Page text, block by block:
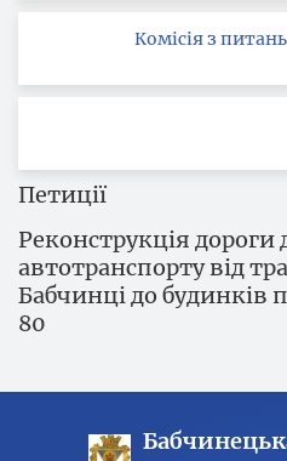
Комісія з
Петиції
Реконструкція дороги
автотранспорту від
Бабчинці до будинків
80